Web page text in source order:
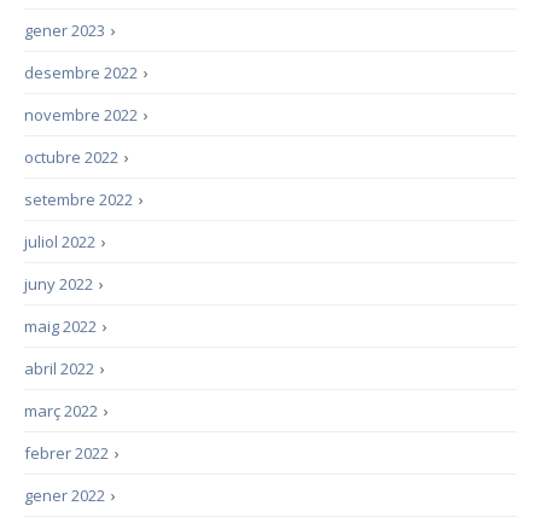
›
gener 2023
›
desembre 2022
›
novembre 2022
›
octubre 2022
›
setembre 2022
›
juliol 2022
›
juny 2022
›
maig 2022
›
abril 2022
›
març 2022
›
febrer 2022
›
gener 2022